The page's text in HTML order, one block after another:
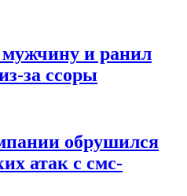
и ранил
за ссоры
обрушился
атак с смс-